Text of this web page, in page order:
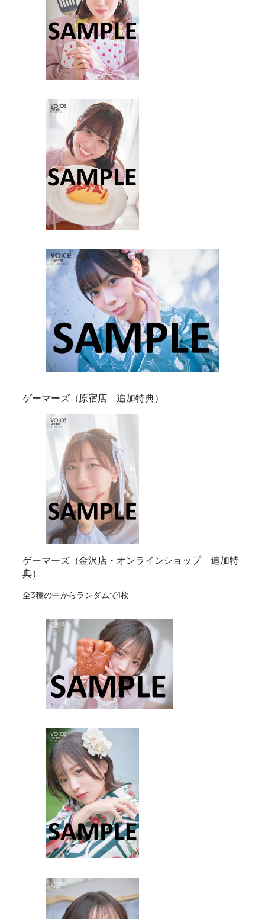
ゲーマーズ（原宿店 追加特典）
ゲーマーズ（金沢店・オンラインショップ 追加特
典）
全3種の中からランダムで1枚